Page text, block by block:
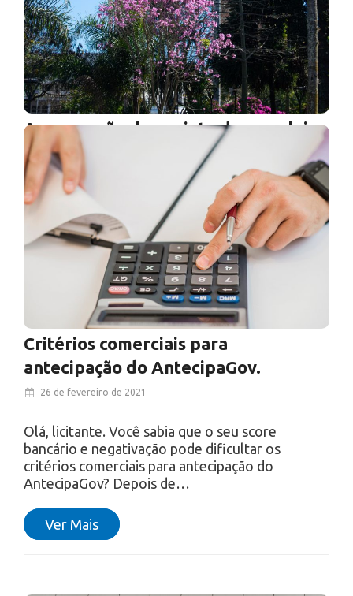
A aprovação do projeto da nova lei
de licitações: o início do futuro
11 de março de 2021
Artigo escrito por Renato Fenili. Acordamos,
hoje, com o projeto da nova lei de licitações e
contratos tendo alcançado sua fase derradeira…
Critérios comerciais para
antecipação do AntecipaGov.
26 de fevereiro de 2021
Olá, licitante. Você sabia que o seu score
bancário e negativação pode dificultar os
critérios comerciais para antecipação do
AntecipaGov? Depois de…
Ver Mais